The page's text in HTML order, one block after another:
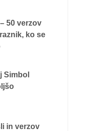
50 verzov
ko se
Simbol
in verzov